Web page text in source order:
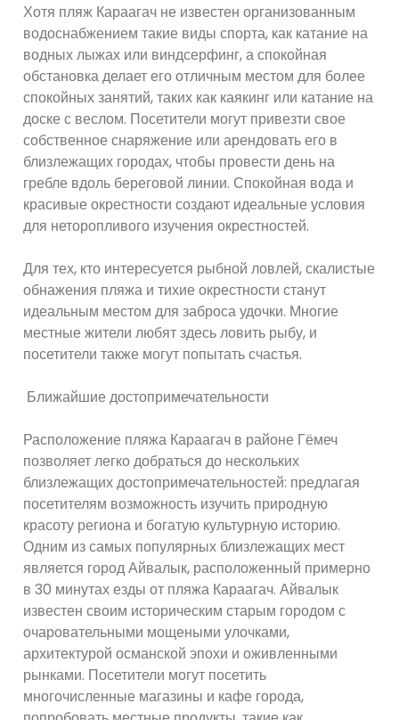
Хотя пляж Караагач не известен организованным
водоснабжением такие виды спорта, как катание на
водных лыжах или виндсерфинг, а спокойная
обстановка делает его отличным местом для более
спокойных занятий, таких как каякинг или катание на
доске с веслом. Посетители могут привезти свое
собственное снаряжение или арендовать его в
близлежащих городах, чтобы провести день на
гребле вдоль береговой линии. Спокойная вода и
красивые окрестности создают идеальные условия
для неторопливого изучения окрестностей.
Для тех, кто интересуется рыбной ловлей, скалистые
обнажения пляжа и тихие окрестности станут
идеальным местом для заброса удочки. Многие
местные жители любят здесь ловить рыбу, и
посетители также могут попытать счастья.
Ближайшие достопримечательности
Расположение пляжа Караагач в районе Гёмеч
позволяет легко добраться до нескольких
близлежащих достопримечательностей: предлагая
посетителям возможность изучить природную
красоту региона и богатую культурную историю.
Одним из самых популярных близлежащих мест
является город Айвалык, расположенный примерно
в 30 минутах езды от пляжа Караагач. Айвалык
известен своим историческим старым городом с
очаровательными мощеными улочками,
архитектурой османской эпохи и оживленными
рынками. Посетители могут посетить
многочисленные магазины и кафе города,